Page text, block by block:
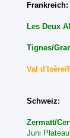
Frankreich:
Les Deux
Tignes/
Val d'Isère/
Schweiz:
Zermatt/
Juni